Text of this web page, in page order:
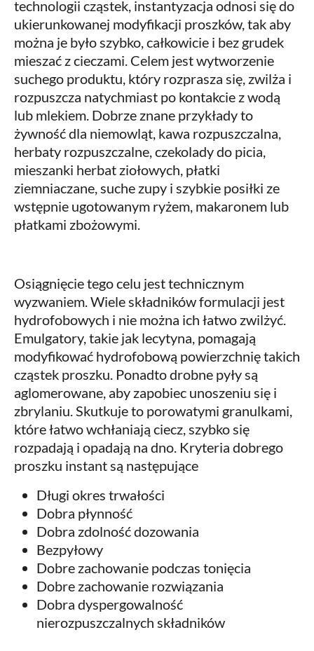
technologii cząstek, instantyzacja odnosi się do
ukierunkowanej modyfikacji proszków, tak aby
można je było szybko, całkowicie i bez grudek
mieszać z cieczami. Celem jest wytworzenie
suchego produktu, który rozprasza się, zwilża i
rozpuszcza natychmiast po kontakcie z wodą
lub mlekiem. Dobrze znane przykłady to
żywność dla niemowląt, kawa rozpuszczalna,
herbaty rozpuszczalne, czekolady do picia,
mieszanki herbat ziołowych, płatki
ziemniaczane, suche zupy i szybkie posiłki ze
wstępnie ugotowanym ryżem, makaronem lub
płatkami zbożowymi.
Osiągnięcie tego celu jest technicznym
wyzwaniem. Wiele składników formulacji jest
hydrofobowych i nie można ich łatwo zwilżyć.
Emulgatory, takie jak lecytyna, pomagają
modyfikować hydrofobową powierzchnię takich
cząstek proszku. Ponadto drobne pyły są
aglomerowane, aby zapobiec unoszeniu się i
zbrylaniu. Skutkuje to porowatymi granulkami,
które łatwo wchłaniają ciecz, szybko się
rozpadają i opadają na dno. Kryteria dobrego
proszku instant są następujące
Długi okres trwałości
Dobra płynność
Dobra zdolność dozowania
Bezpyłowy
Dobre zachowanie podczas tonięcia
Dobre zachowanie rozwiązania
Dobra dyspergowalność
nierozpuszczalnych składników